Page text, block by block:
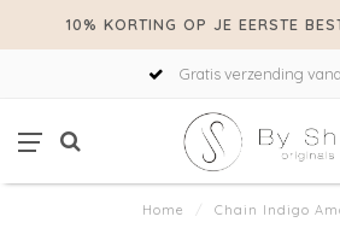
10% KORTING OP JE EERSTE
Gratis verzending
Home / Chain Indigo